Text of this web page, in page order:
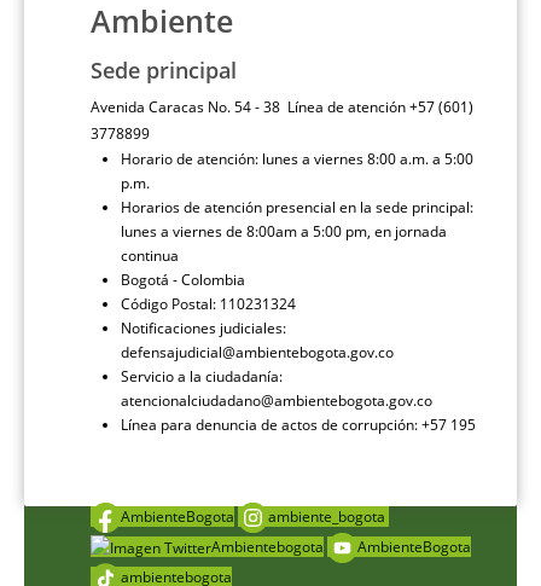
Ambiente
Sede principal
Avenida Caracas No. 54 - 38 Línea de atención +57 (601)
3778899
Horario de atención: lunes a viernes 8:00 a.m. a 5:00
p.m.
Horarios de atención presencial en la sede principal:
lunes a viernes de 8:00am a 5:00 pm, en jornada
continua
Bogotá - Colombia
Código Postal: 110231324
Notificaciones judiciales:
defensajudicial@ambientebogota.gov.co
Servicio a la ciudadanía:
atencionalciudadano@ambientebogota.gov.co
Línea para denuncia de actos de corrupción: +57 195
AmbienteBogota
ambiente_bogota
Ambientebogota
AmbienteBogota
ambientebogota